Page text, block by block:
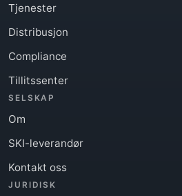
Tjenester
Distribusjon
Compliance
Tillitssenter
SELSKAP
Om
SKI-leverandør
Kontakt oss
JURIDISK